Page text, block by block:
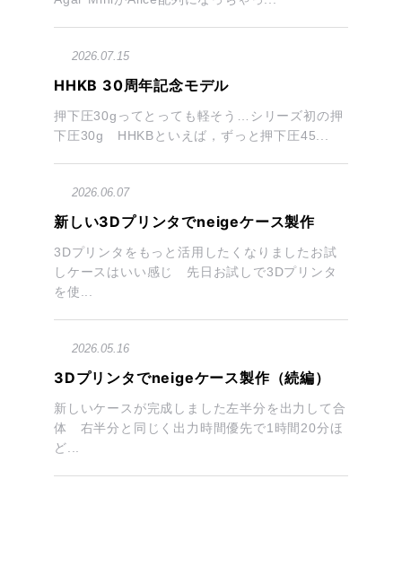
2026.07.15
HHKB 30周年記念モデル
押下圧30gってとっても軽そう…シリーズ初の押
下圧30g HHKBといえば，ずっと押下圧45...
2026.06.07
新しい3Dプリンタでneigeケース製作
3Dプリンタをもっと活用したくなりましたお試
しケースはいい感じ 先日お試しで3Dプリンタ
を使...
2026.05.16
3Dプリンタでneigeケース製作（続編）
新しいケースが完成しました左半分を出力して合
体 右半分と同じく出力時間優先で1時間20分ほ
ど...